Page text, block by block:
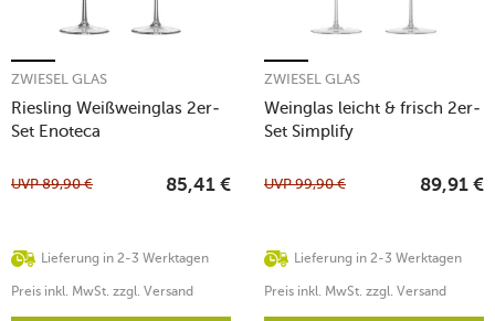
Riesling Weißweinglas 2er-
Set Enoteca
ZWIESEL GLAS
Lieferung in 2-3 Werktagen
UVP89,90 € 85,41 €
Preis inkl. MwSt. zzgl. Versand
Weinglas leicht & frisch 2er-
Set Simplify
ZWIESEL GLAS
Lieferung in 2-3 Werktagen
UVP99,90 € 89,91 €
Preis inkl. MwSt. zzgl. Versand